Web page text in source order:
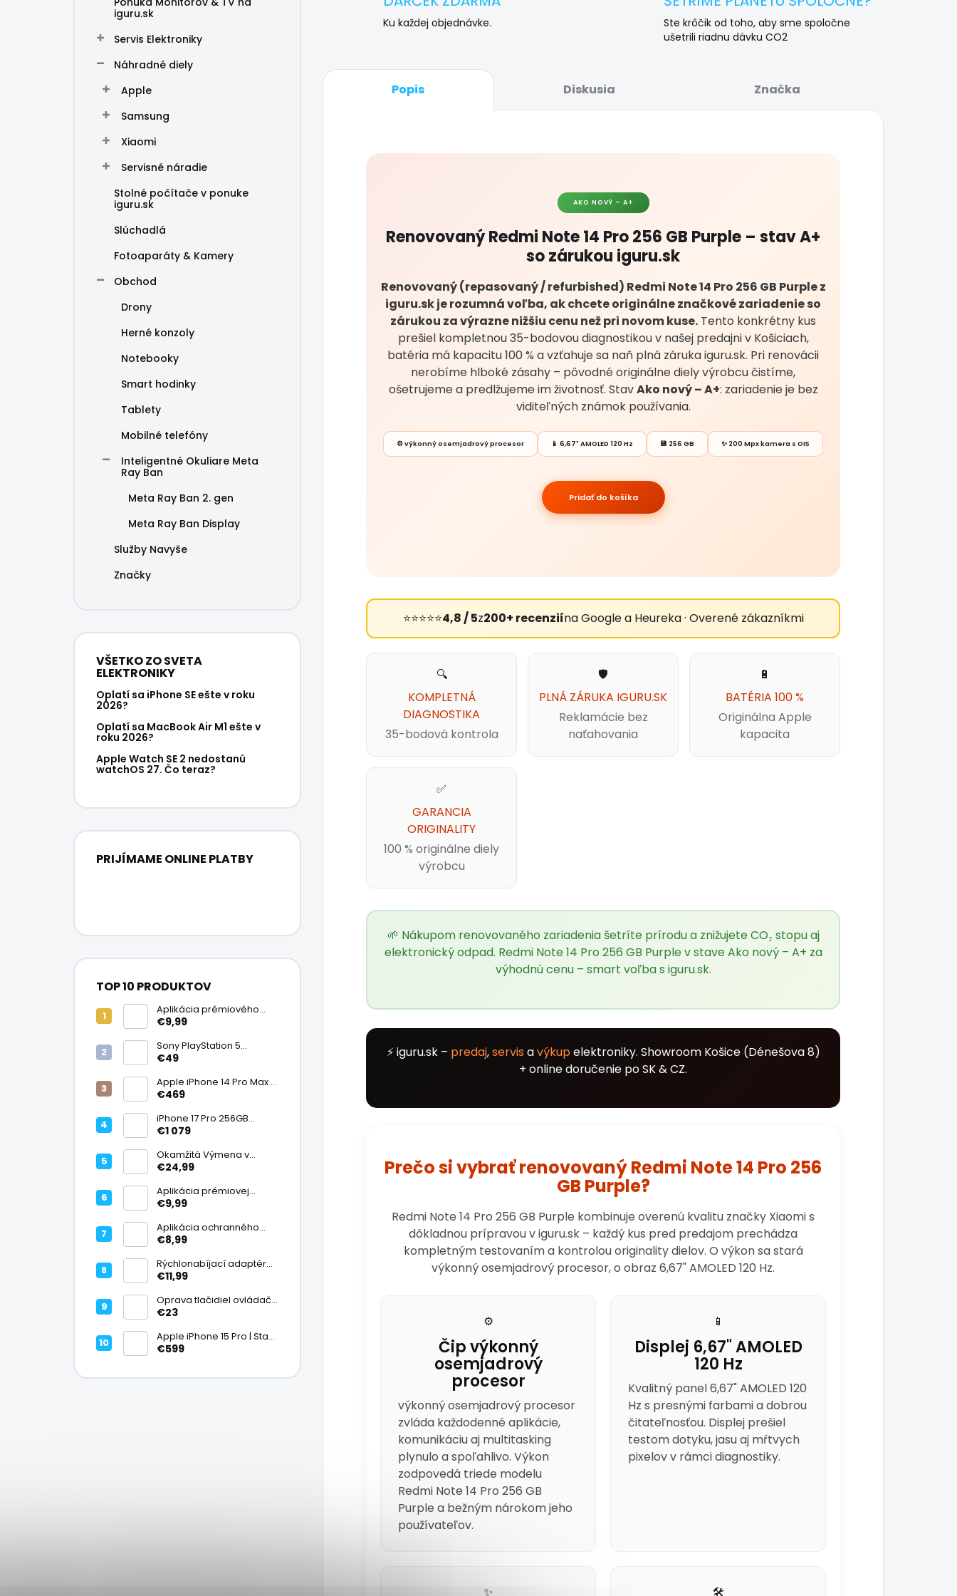
iguru.sk
Servis Elektroniky
Náhradné diely
Apple
Samsung
Xiaomi
Servisné náradie
Stolné počítače v ponuke
iguru.sk
Slúchadlá
Fotoaparáty & Kamery
Obchod
Drony
Herné konzoly
Notebooky
Smart hodinky
Tablety
Mobilné telefóny
Inteligentné Okuliare Meta
Ray Ban
Meta Ray Ban 2. gen
Meta Ray Ban Display
Služby Navyše
Značky
VŠETKO ZO SVETA
ELEKTRONIKY
Oplatí sa iPhone SE ešte v roku
2026?
Oplatí sa MacBook Air M1 ešte v
roku 2026?
Apple Watch SE 2 nedostanú
watchOS 27. Čo teraz?
PRIJÍMAME ONLINE PLATBY
TOP 10 PRODUKTOV
Aplikácia prémiového
ochranného skla na
€9,99
Sony PlayStation 5
DualSense bezdrôtový
Vynikajúci – A
€49
Apple iPhone 14 Pro Max |
Stav: Vynikajúci – A
€469
iPhone 17 Pro 256GB
Cosmic Orange | Stav:
€1 079
Okamžitá Výmena v
Záruke
€24,99
Aplikácia prémiovej
tvrdenej fólie na displej
€9,99
Aplikácia ochranného
skla na fotoaparát
€8,99
Rýchlonabíjací adaptér
20W USB-C
€11,99
Oprava tlačidiel ovládača
| PlayStation
€23
Apple iPhone 15 Pro | Stav:
Vynikajúci – A
€599
Ku každej objednávke.
Ste krôčik od toho, aby sme spoločne
ušetrili riadnu dávku CO2
Popis Diskusia Značka
AKO NOVÝ – A+
Renovovaný Redmi Note 14 Pro 256 GB Purple – stav A+
so zárukou iguru.sk
Renovovaný (repasovaný / refurbished) Redmi Note 14 Pro 256 GB Purple z
iguru.sk je rozumná voľba, ak chcete originálne značkové zariadenie so
zárukou za výrazne nižšiu cenu než pri novom kuse. Tento konkrétny kus
prešiel kompletnou 35-bodovou diagnostikou v našej predajni v Košiciach,
batéria má kapacitu 100 % a vzťahuje sa naň plná záruka iguru.sk. Pri renovácii
nerobíme hlboké zásahy – pôvodné originálne diely výrobcu čistíme,
ošetrujeme a predlžujeme im životnosť. StavAko nový – A+: zariadenie je bez
viditeľných známok používania.
⚙️ výkonný osemjadrový procesor 📱 6,67" AMOLED 120 Hz 💾 256 GB ✨ 200 Mpx kamera s OIS
Pridať do košíka
⭐⭐⭐⭐⭐4,8 / 5z200+ recenziína Google a Heureka · Overené zákazníkmi
🔍
KOMPLETNÁ
DIAGNOSTIKA
35-bodová kontrola
🛡️
PLNÁ ZÁRUKA IGURU.SK
Reklamácie bez
naťahovania
🔋
BATÉRIA 100 %
Originálna Apple
kapacita
✅
GARANCIA
ORIGINALITY
100 % originálne diely
výrobcu
🌱 Nákupom renovovaného zariadenia šetríte prírodu a znižujete CO₂ stopu aj
elektronický odpad. Redmi Note 14 Pro 256 GB Purple v stave Ako nový – A+ za
výhodnú cenu – smart voľba s iguru.sk.
⚡ iguru.sk – predaj,servisavýkupelektroniky. Showroom Košice (Dénešova 8)
+ online doručenie po SK & CZ.
Prečo si vybrať renovovaný Redmi Note 14 Pro 256
GB Purple?
Redmi Note 14 Pro 256 GB Purple kombinuje overenú kvalitu značky Xiaomi s
dôkladnou prípravou v iguru.sk – každý kus pred predajom prechádza
kompletným testovaním a kontrolou originality dielov. O výkon sa stará
výkonný osemjadrový procesor, o obraz 6,67" AMOLED 120 Hz.
⚙️
Čip výkonný
osemjadrový
procesor
výkonný osemjadrový procesor
zvláda každodenné aplikácie,
komunikáciu aj multitasking
plynulo a spoľahlivo. Výkon
zodpovedá triede modelu
Redmi Note 14 Pro 256 GB
Purple a bežným nárokom jeho
používateľov.
📱
Displej 6,67" AMOLED
120 Hz
Kvalitný panel 6,67" AMOLED 120
Hz s presnými farbami a dobrou
čitateľnosťou. Displej prešiel
testom dotyku, jasu aj mŕtvych
pixelov v rámci diagnostiky.
✨ 🛠️